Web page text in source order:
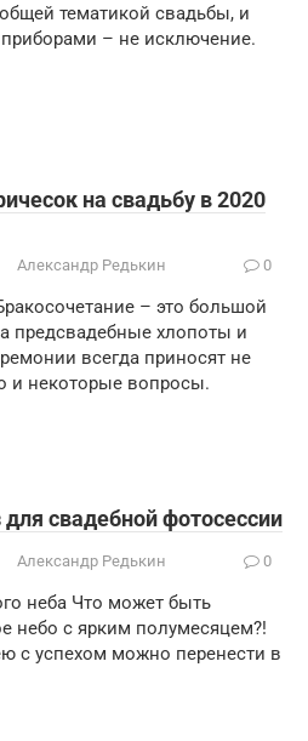
тематикой свадьбы, и
– не исключение.
на свадьбу в 2020
Александр Редькин 0
– это большой
предсвадебные хлопоты и
всегда приносят не
и некоторые вопросы.
свадебной фотосессии
Александр Редькин 0
неба Что может быть
небо с ярким полумесяцем?!
с успехом можно перенести в